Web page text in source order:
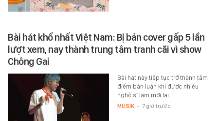
Bài hát khổ nhất Việt Nam: Bị bản cover gấp 5 lần
lượt xem, nay thành trung tâm tranh cãi vì show
Chông Gai
Bài hát này tiếp tục trở thành tâm
điểm bàn luận khi được nhiều
nghệ sĩ làm mới lại.
MUSIK - 7 giờ trước